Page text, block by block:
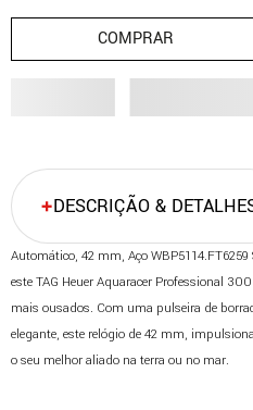
COMPRAR
DESCRIÇÃO &
Automático, 42 mm, Aço
este TAG Heuer Aquaracer Professional
mais ousados. Com uma pulseira de
elegante, este relógio de 42 mm,
o seu melhor aliado na terra ou no mar.